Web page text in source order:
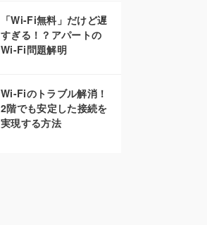
「Wi-Fi無料」だけど遅
すぎる！？アパートの
Wi-Fi問題解明
Wi-Fiのトラブル解消！
2階でも安定した接続を
実現する方法